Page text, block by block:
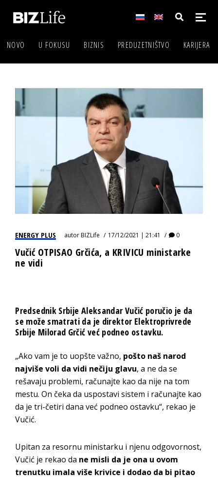
NOVO U FOKUSU BIZNIS PREDUZETNIŠTVO KARIJERA
ENERGY PLUS autorBIZLife 17/12/2021 | 21:41 0
Vučić OTPISAO Grčića, a KRIVICU ministarke
ne vidi
Predsednik Srbije Aleksandar Vučić poručio je da
se može smatrati da je direktor Elektroprivrede
Srbije Milorad Grčić već podneo ostavku.
„Ako vam je to uopšte važno, pošto naš narod
najviše voli da vidi nečiju glavu, a ne da se
rešavaju problemi, računajte kao da nije na tom
mestu. On čeka da uspostavi sistem i računajte kao
da je tri-četiri dana već podneo ostavku“, rekao je
Vučić.
Upitan za resornu ministarku i njenu odgovornost,
Vučić je rekao da ne misli da je ona u ovom
trenutku imala više krivice i dodao da bi pitao